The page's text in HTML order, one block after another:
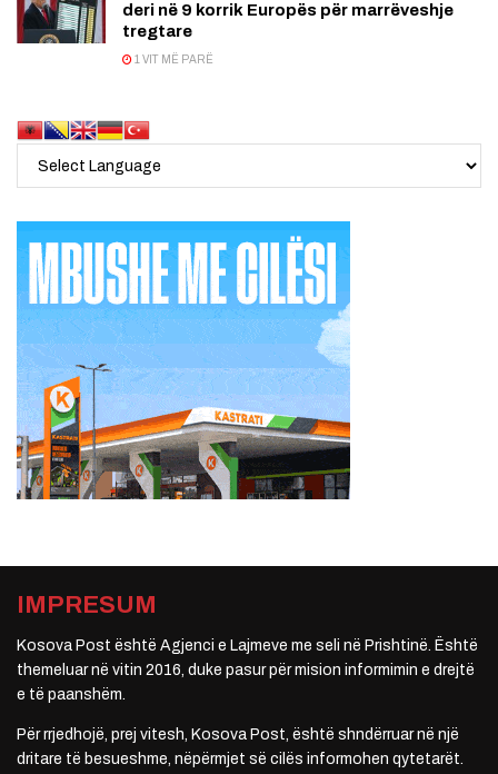
deri në 9 korrik Europës për marrëveshje
tregtare
1 VIT MË PARË
IMPRESUM
Kosova Post është Agjenci e Lajmeve me seli në Prishtinë. Është
themeluar në vitin 2016, duke pasur për mision informimin e drejtë
e të paanshëm.
Për rrjedhojë, prej vitesh, Kosova Post, është shndërruar në një
dritare të besueshme, nëpërmjet së cilës informohen qytetarët.